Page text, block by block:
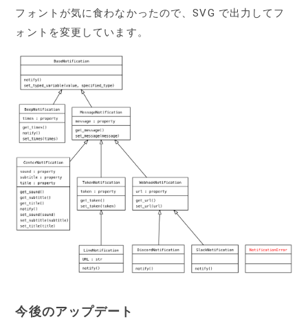
フォントが気に食わなかったので、SVG で出力してフ
ォントを変更しています。
今後のアップデート